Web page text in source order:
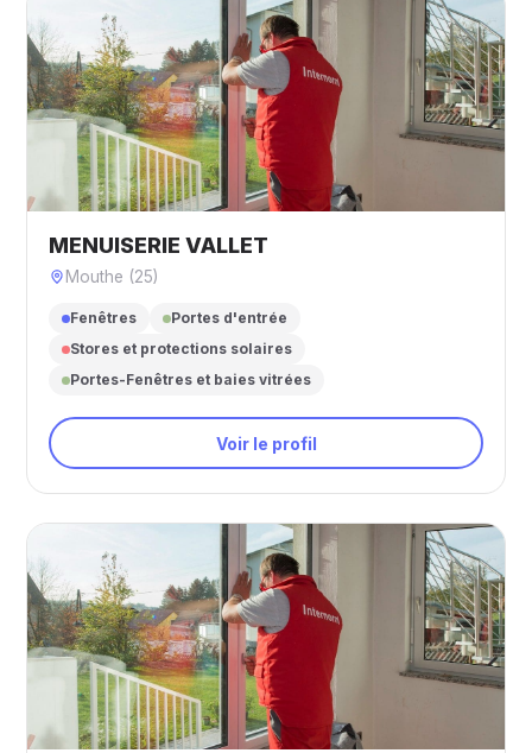
MENUISERIE VALLET
Mouthe (25)
Fenêtres
Portes d'entrée
Stores et protections solaires
Portes-Fenêtres et baies vitrées
Voir le profil